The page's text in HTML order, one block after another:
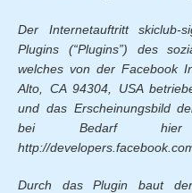
Der Internetauftritt skiclub-
Plugins (“Plugins”) des
welches von der Facebook
Alto, CA 94304, USA
und das Erscheinungsbild
bei Bedarf hier
http://
Durch das Plugin baut